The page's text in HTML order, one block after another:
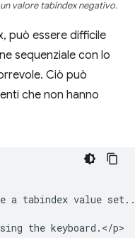
valore tabindex negativo.
può essere difficile
sequenziale con lo
Ciò può
che non hanno
a tabindex value
the keyboard.</p>